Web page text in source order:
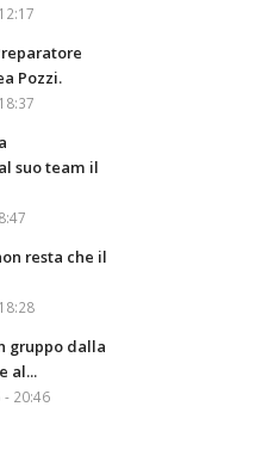
Pozzi.
suo team il
resta che il
gruppo dalla
al...
20:46